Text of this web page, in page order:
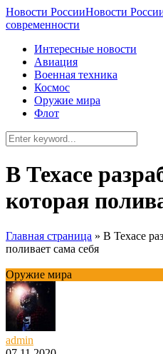
Новости РоссииНовости
современности
Интересные новости
Авиация
Военная техника
Космос
Оружие мира
Флот
В Техасе
которая
Главная страница » В Техасе
поливает сама себя
Оружие мира
admin